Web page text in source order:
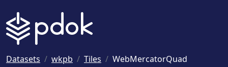
Datasets wkpb Tiles
WebMercatorQuad